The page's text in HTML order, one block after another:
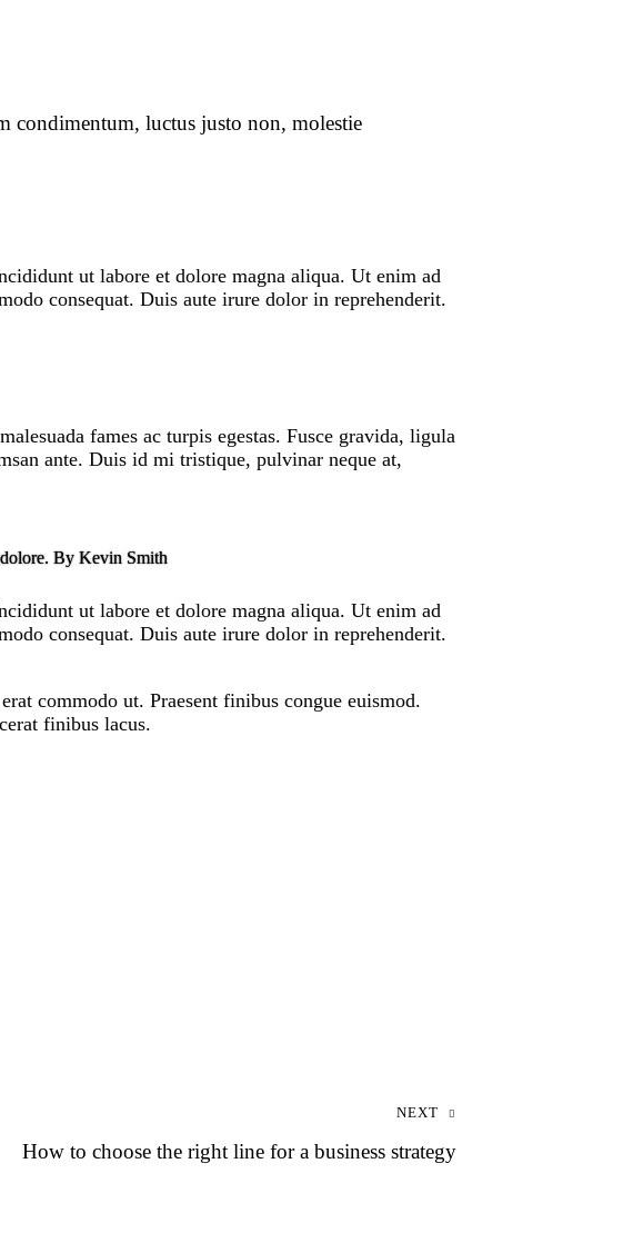
condimentum, luctus justo non, molestie
ut labore et dolore magna aliqua. Ut enim ad
consequat. Duis aute irure dolor in reprehenderit.
fames ac turpis egestas. Fusce gravida, ligula
ante. Duis id mi tristique, pulvinar neque at,
dolore. By Kevin Smith
ut labore et dolore magna aliqua. Ut enim ad
consequat. Duis aute irure dolor in reprehenderit.
commodo ut. Praesent finibus congue euismod.
finibus lacus.
NEXT
How to choose the right line for a business strategy